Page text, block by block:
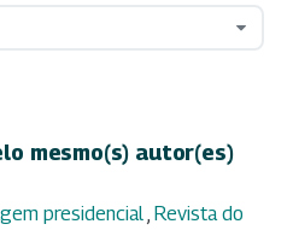
mesmo(s) autor(es)
presidencial, Revista do